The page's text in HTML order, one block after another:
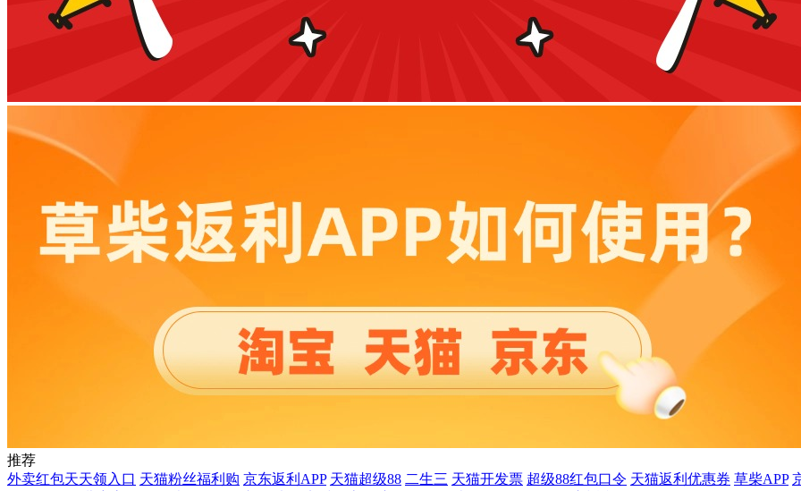
推荐
外卖红包天天领入口 天猫粉丝福利购 京东返利APP 天猫超级88 二生三 天猫开发票 超级88红包口令 天猫返利优惠券 草柴APP